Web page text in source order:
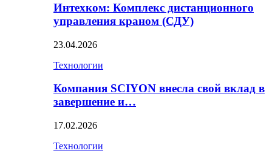
Интехком: Комплекс дистанционного
управления краном (СДУ)
23.04.2026
Технологии
Компания SCIYON внесла свой вклад в
завершение и…
17.02.2026
Технологии